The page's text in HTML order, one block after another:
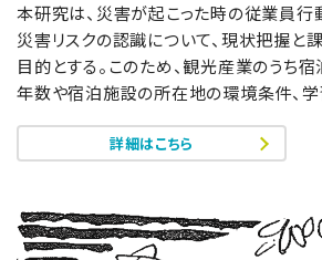
本研究は、災害が起こった時の従業員
災害リスクの認識について、現状把握と
目的とする。このため、観光産業のうち
年数や宿泊施設の所在地の環境条件、学
詳細はこちら